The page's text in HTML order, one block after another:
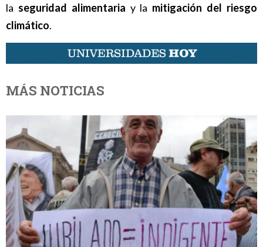
la seguridad alimentaria y la mitigación del riesgo
climático.
MÁS NOTICIAS